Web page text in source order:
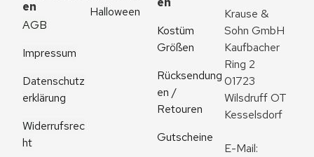
en
AGB
Impressum
Datenschutz
erklärung
Widerrufsrec
ht
Halloween
Kostüm
Größen
Rücksendung
en /
Retouren
Gutscheine
Krause &
Sohn GmbH
Kaufbacher
Ring 2
01723
Wilsdruff OT
Kesselsdorf